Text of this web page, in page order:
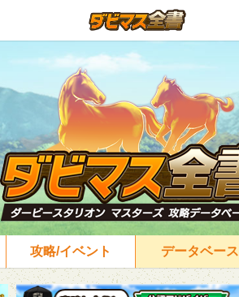
攻略/イベント データベース